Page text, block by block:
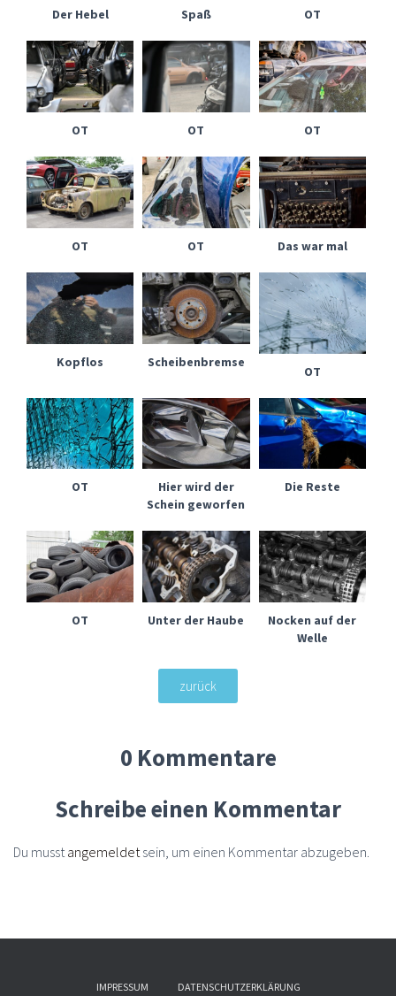
Der Hebel Spaß OT
OT OT OT
OT OT Das war mal
Kopflos Scheibenbremse
OT
OT
Hier wird der
Schein geworfen
Die Reste
OT Unter der Haube
Nocken auf der
Welle
zurück
0 Kommentare
Schreibe einen Kommentar
Du musstangemeldetsein, um einen Kommentar abzugeben.
IMPRESSUM DATENSCHUTZERKLÄRUNG